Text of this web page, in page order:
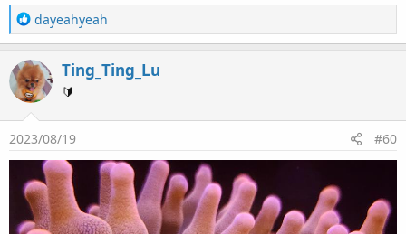
R
e
c
t
i
o
n
s
：
dayeahyeah
Ting_Ting_Lu
🔰
2023/08/19 #60